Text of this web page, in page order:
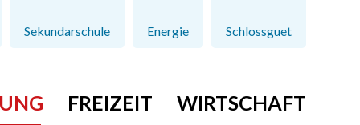
Sekundarschule Energie Schlossguet
FREIZEIT WIRTSCHAFT